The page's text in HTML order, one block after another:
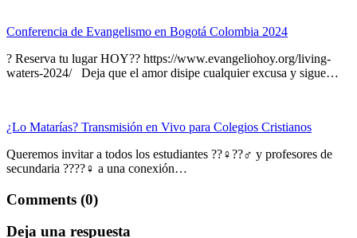
Conferencia de Evangelismo en Bogotá Colombia 2024
? Reserva tu lugar HOY?? https://www.evangeliohoy.org/living-
waters-2024/ Deja que el amor disipe cualquier excusa y sigue…
¿Lo Matarías? Transmisión en Vivo para Colegios Cristianos
Queremos invitar a todos los estudiantes ??‍♀??‍♂ y profesores de
secundaria ????‍♀ a una conexión…
Comments (0)
Deja una respuesta